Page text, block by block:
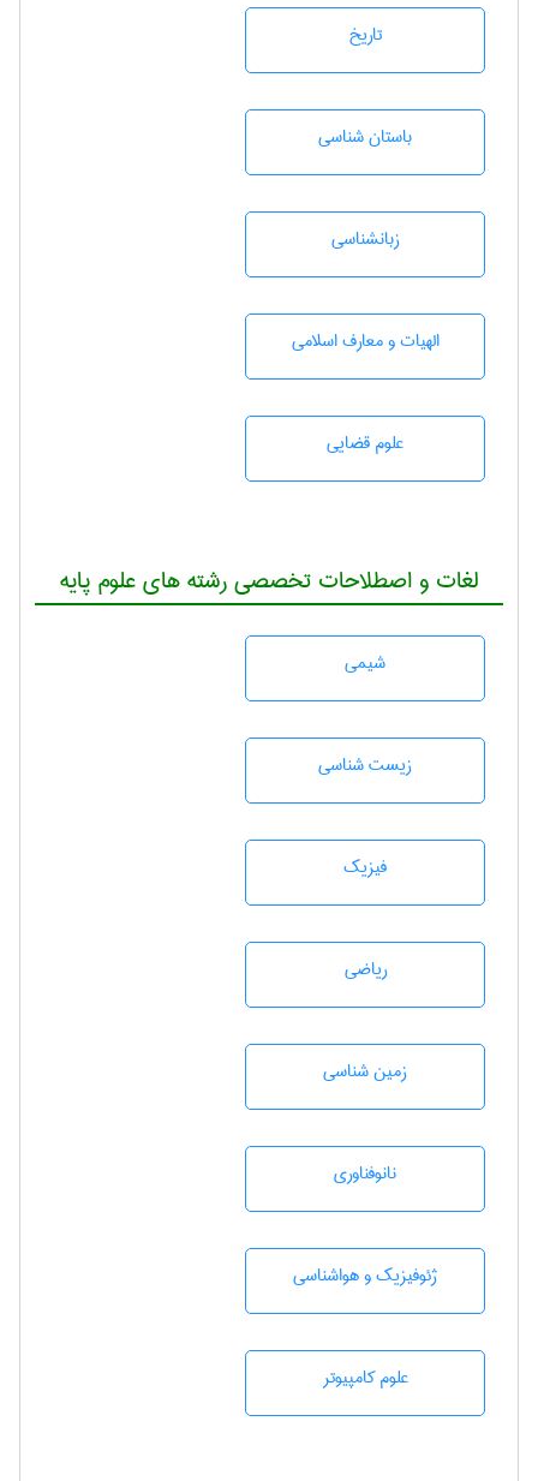
تاريخ
باستان شناسی
زبانشناسی
الهیات و معارف اسلامی
علوم قضایی
لغات و اصطلاحات تخصصی رشته های علوم پایه
شيمی
زيست شناسی
فیزیک
رياضی
زمين شناسی
نانوفناوری
ژئوفيزيك و هواشناسی
علوم کامپیوتر